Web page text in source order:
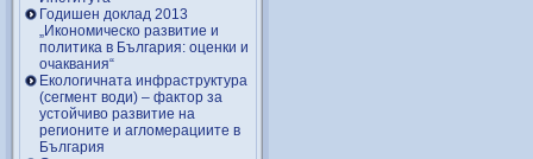
Годишен доклад 2013
„Икономическо развитие и
политика в България: оценки и
очаквания“
Екологичната инфраструктура
(сегмент води) – фактор за
устойчиво развитие на
регионите и агломерациите в
България